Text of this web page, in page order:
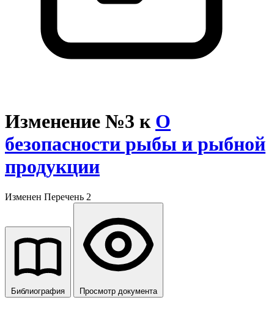
Изменение №3 к О
безопасности рыбы и рыбной
продукции
Изменен Перечень 2
Библиография Просмотр документа